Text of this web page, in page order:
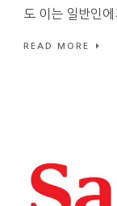
도 이는 일반인에
READ MORE